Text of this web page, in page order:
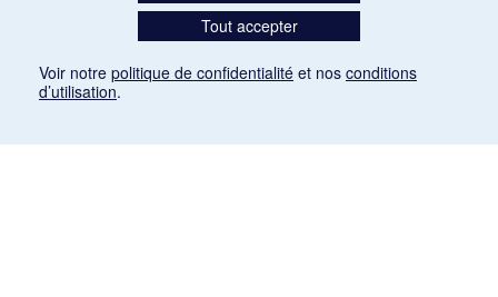
Tout accepter
Voir notre politique de confidentialité et nos conditions
d’utilisation.